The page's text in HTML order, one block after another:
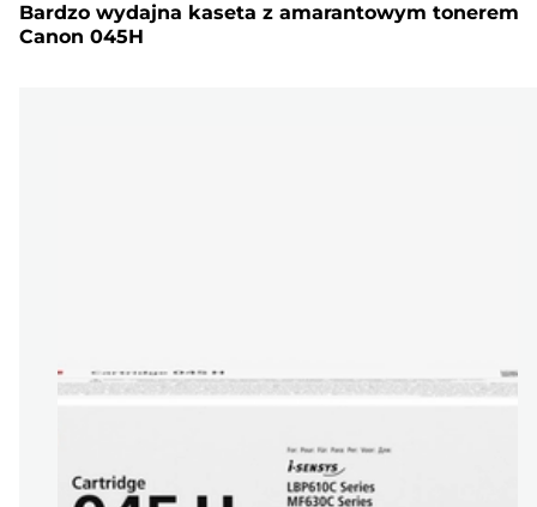
Bardzo wydajna kaseta z amarantowym tonerem
Canon 045H